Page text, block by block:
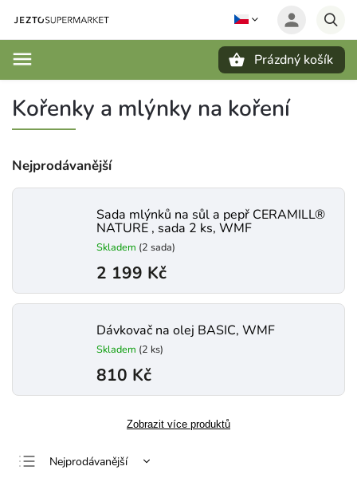
Prázdný košík
Kořenky a mlýnky na koření
Nejprodávanější
Sada mlýnků na sůl a pepř CERAMILL®
NATURE , sada 2 ks, WMF
Skladem (2 sada)
2 199 Kč
Dávkovač na olej BASIC, WMF
Skladem (2 ks)
810 Kč
Zobrazit více produktů
Nejprodávanější